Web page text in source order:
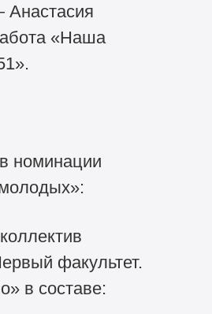
Анастасия
«Наша
номинации
факультет.
в составе: